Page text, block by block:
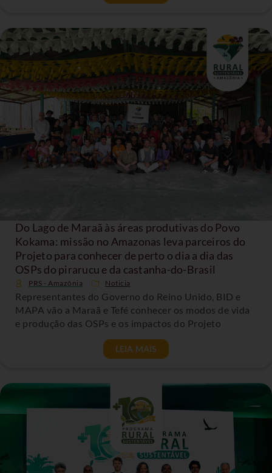
Do Lago de Maraã às áreas produtivas do Povo
Kokama: missão no Amazonas leva parceiros do
Projeto para conhecer de perto o dia a dia das
OSPs do pirarucu e da castanha-do-Brasil
PRS - Amazônia Noticia
Representantes do Governo do Reino Unido, BID e
MAPA vão a Maraã e Tefé conhecer os modos de vida
e produção das OSPs e os impactos do Projeto
LEIA MAIS